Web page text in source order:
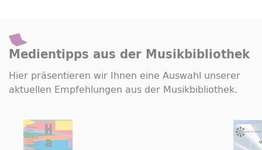
Medientipps aus der Musikbibliothek
Hier präsentieren wir Ihnen eine Auswahl unserer
aktuellen Empfehlungen aus der Musikbibliothek.